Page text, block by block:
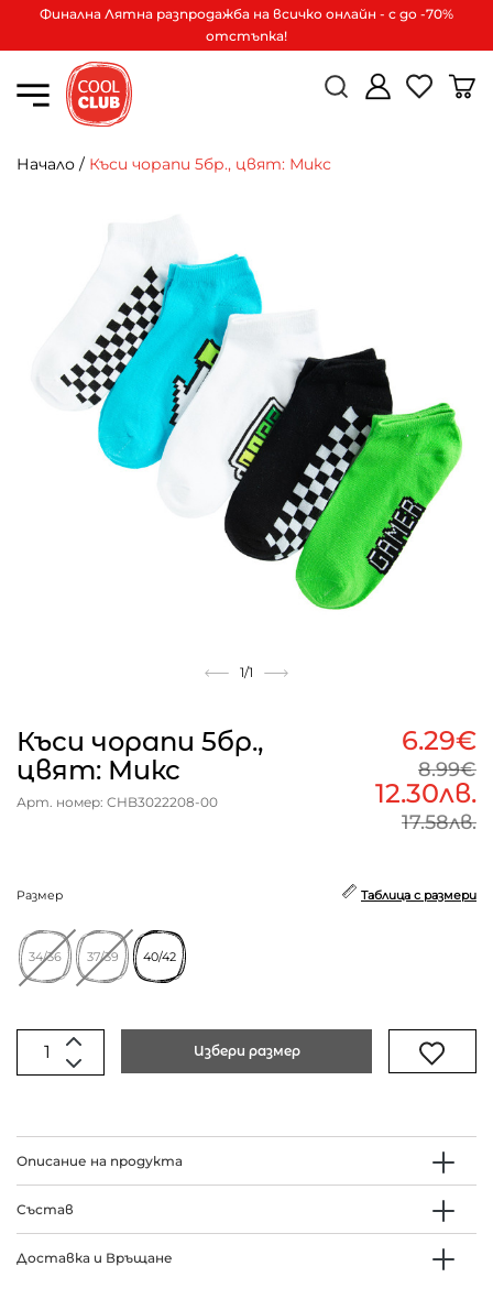
Финална Лятна разпродажба на всичко онлайн - с до -70%
отстъпка!
Начало / Къси чорапи 5бр., цвят: Микс
1/1
Къси чорапи 5бр.,
цвят: Микс
Арт. номер: CHB3022208-00
6.29€
8.99€
12.30лв.
17.58лв.
Размер Таблица с размери
34/36 37/39 40/42
Избери размер
Описание на продукта
Състав
Доставка и Връщане